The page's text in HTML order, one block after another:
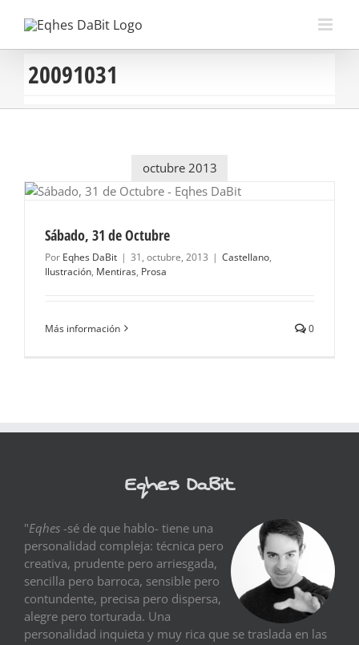
20091031
octubre 2013
Sábado, 31 de Octubre
Por Eqhes DaBit | 31, octubre, 2013 | Castellano,
Ilustración, Mentiras, Prosa
Más información 0
Eqhes DaBit
"Eqhes -sé de que hablo- tiene una
personalidad compleja: técnica pero
creativa, prudente pero arriesgada,
sencilla pero barroca, sensible pero
contundente, precisa pero dispersa,
alegre pero torturada. Una
personalidad inquieta y muy rica que se traslada en las